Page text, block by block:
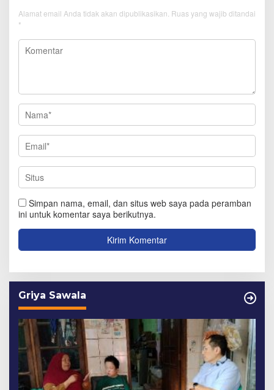
Alamat email Anda tidak akan dipublikasikan. Ruas yang wajib ditandai
*
Simpan nama, email, dan situs web saya pada peramban
ini untuk komentar saya berikutnya.
Griya Sawala